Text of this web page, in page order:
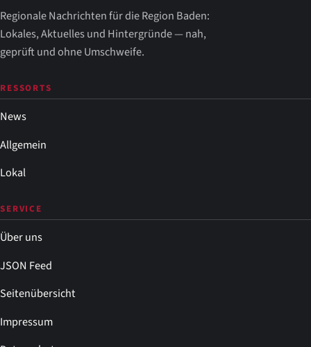
Regionale Nachrichten für die Region Baden:
Lokales, Aktuelles und Hintergründe — nah,
geprüft und ohne Umschweife.
RESSORTS
News
Allgemein
Lokal
SERVICE
Über uns
JSON Feed
Seitenübersicht
Impressum